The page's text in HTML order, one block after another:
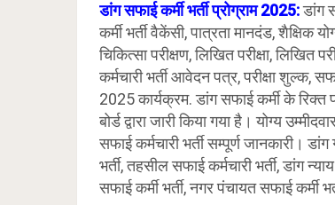
डांग सफाई कर्मी भर्ती प्रोग्राम 2025:डांग
कर्मी भर्ती वैकेंसी, पात्रता मानदंड,
चिकित्सा परीक्षण, लिखित परीक्षा,
कर्मचारी भर्ती आवेदन पत्र, परीक्षा शुल्क,
2025 कार्यक्रम. डांग सफाई कर्मी के
बोर्ड द्वारा जारी किया गया है। योग्य
सफाई कर्मचारी भर्ती सम्पूर्ण जानकारी।
भर्ती, तहसील सफाई कर्मचारी भर्ती, डांग
सफाई कर्मी भर्ती, नगर पंचायत सफाई कर्मी